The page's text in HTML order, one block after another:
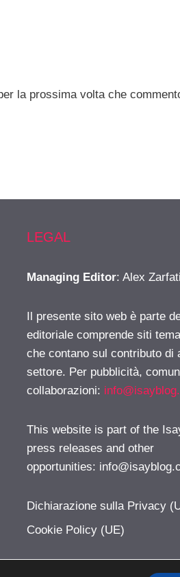
la prossima volta che
LEGAL
Managing Editor: Alex Zarfati
Il presente sito web è parte
editoriale comprende siti
che contano sul contributo di
settore. Per pubblicità,
collaborazioni:
This website is part of the
press releases and other
opportunities:
Dichiarazione sulla Privacy
Cookie Policy (UE)